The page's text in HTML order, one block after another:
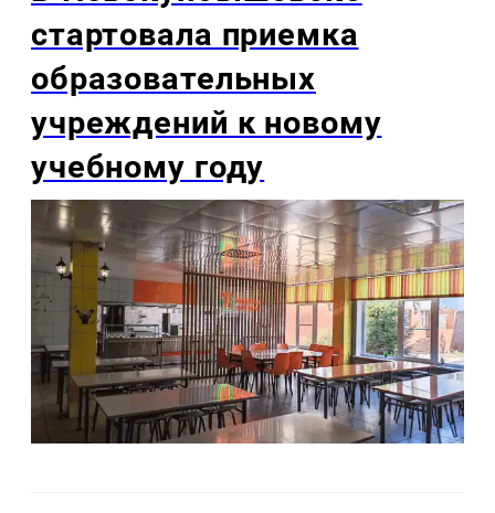
стартовала приемка
образовательных
учреждений к новому
учебному году